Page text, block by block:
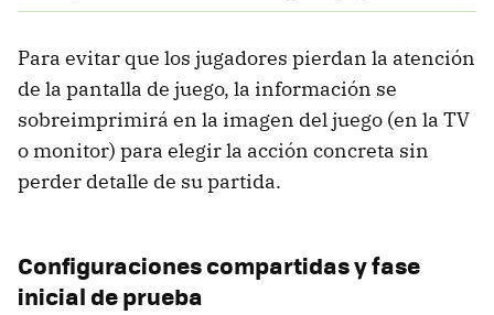
Para evitar que los jugadores pierdan la atención
de la pantalla de juego, la información se
sobreimprimirá en la imagen del juego (en la TV
o monitor) para elegir la acción concreta sin
perder detalle de su partida.
Configuraciones compartidas y fase
inicial de prueba